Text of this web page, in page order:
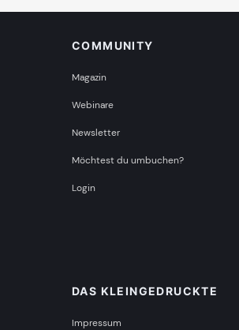
COMMUNITY
Magazin
Webinare
Newsletter
Möchtest du umbuchen?
Login
DAS KLEINGEDRUCKTE
Impressum